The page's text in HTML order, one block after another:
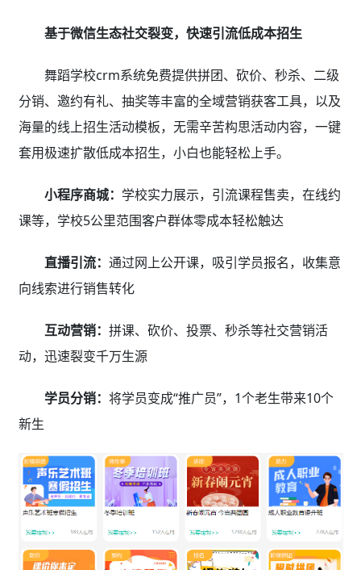
基于微信生态社交裂变，快速引流低成本招生
舞蹈学校crm系统免费提供拼团、砍价、秒杀、二级
分销、邀约有礼、抽奖等丰富的全域营销获客工具，以及
海量的线上招生活动模板，无需辛苦构思活动内容，一键
套用极速扩散低成本招生，小白也能轻松上手。
小程序商城： 学校实力展示，引流课程售卖，在线约
课等，学校5公里范围客户群体零成本轻松触达
直播引流： 通过网上公开课，吸引学员报名，收集意
向线索进行销售转化
互动营销： 拼课、砍价、投票、秒杀等社交营销活
动，迅速裂变千万生源
学员分销： 将学员变成“推广员”，1个老生带来10个
新生